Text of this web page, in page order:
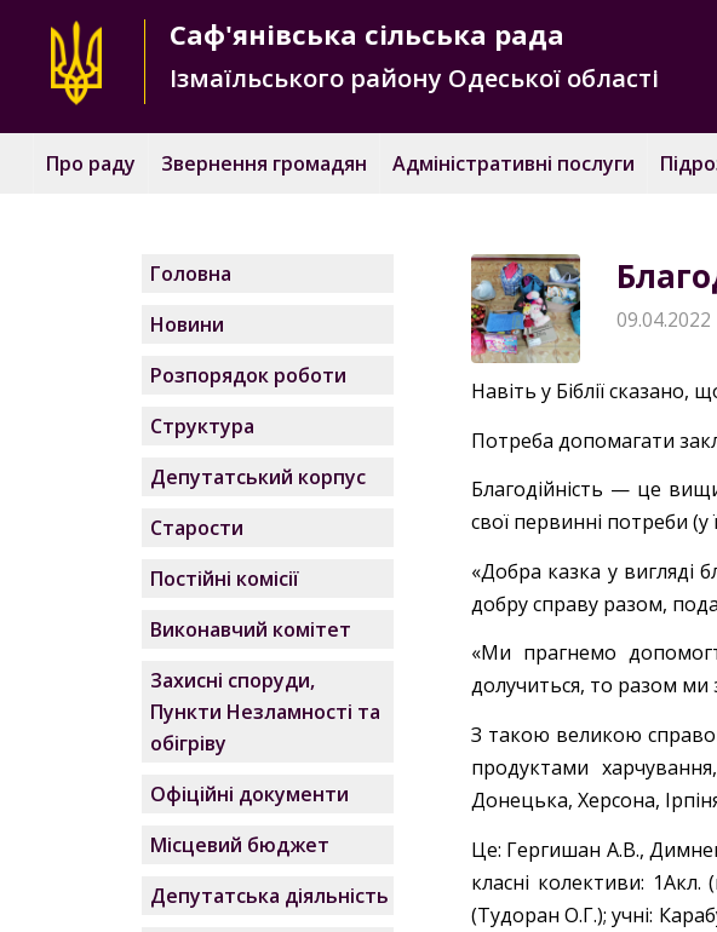
Саф'янівська сільська рада
Ізмаїльського району Одеської області
Про раду Звернення громадян Адміністративні послуги
09.04.2022
Навіть у Біблії
Потреба допомагати
Благодійність — це
свої первинні потреби
«Добра казка у вигляді
добру справу разом,
«Ми прагнемо
долучиться, то разом ми
З такою великою
продуктами
Донецька, Херсона,
Це: Гергишан А.В.,
класні колективи:
(Тудоран О.Г.); учні:
Головна
Новини
Розпорядок роботи
Структура
Депутатський корпус
Старости
Постійні комісії
Виконавчий комітет
Захисні споруди,
Пункти Незламності та
обігріву
Офіційні документи
Місцевий бюджет
Депутатська діяльність